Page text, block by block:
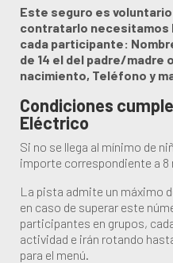
Este seguro es
contratarlo necesitamos
cada participante:
de 14 el del padre/madre
nacimiento, Teléfono y
Condiciones
Eléctrico
Si no se llega al mínimo de
importe correspondiente a 8
La pista admite un máximo
en caso de superar este
participantes en grupos,
actividad e irán rotando
para el menú.